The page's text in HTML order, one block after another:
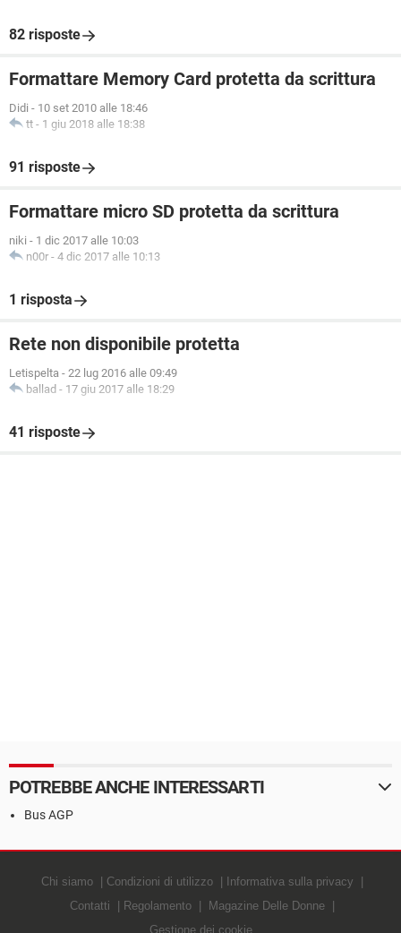
82 risposte
Formattare Memory Card protetta da scrittura
Didi - 10 set 2010 alle 18:46
tt - 1 giu 2018 alle 18:38
91 risposte
Formattare micro SD protetta da scrittura
niki - 1 dic 2017 alle 10:03
n00r - 4 dic 2017 alle 10:13
1 risposta
Rete non disponibile protetta
Letispelta - 22 lug 2016 alle 09:49
ballad - 17 giu 2017 alle 18:29
41 risposte
POTREBBE ANCHE INTERESSARTI
Bus AGP
Chi siamo Condizioni di utilizzo
Informativa sulla privacy
Contatti
Regolamento
Magazine Delle Donne
Gestione dei cookie